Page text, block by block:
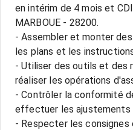
en intérim de 4 mois et
MARBOUE - 28200.
- Assembler et monter
les plans et les
- Utiliser des outils et des
réaliser les opérations
- Contrôler la conformité
effectuer les ajustements
- Respecter les